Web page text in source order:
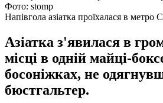
Фото: stomp
Напівгола азіатка проїхалася в метро
Азіатка з'явилася в
місці в одній майці-
босоніжках, не
бюстгальтер.